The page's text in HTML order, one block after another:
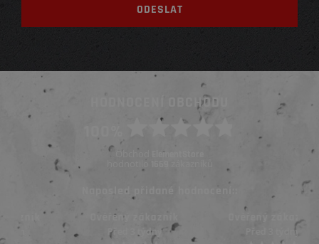
HODNOCENÍ OBCHODU
Obchod ElementStore
hodnotilo
Naposled přidané hodnocení::
Ověřený zákazník
Před 3 týdny